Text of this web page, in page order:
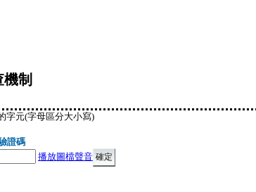
制
字元(字母區分大小寫)
證碼
播放圖檔聲音